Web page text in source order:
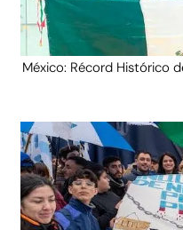
México: Récord Histórico